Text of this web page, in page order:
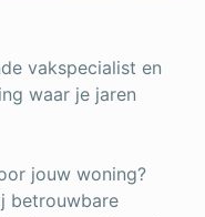
vakspecialist en
waar je jaren
jouw woning?
betrouwbare